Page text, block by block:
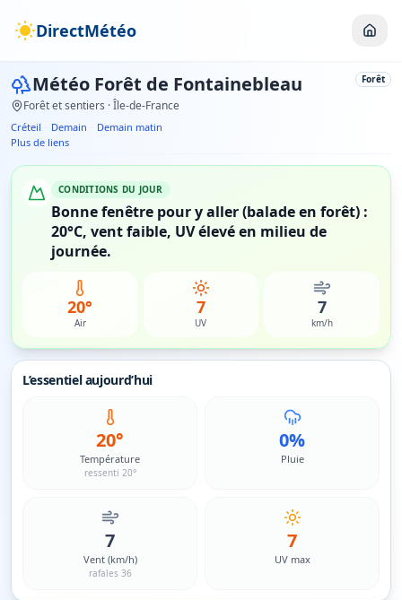
DirectMétéo
Météo Forêt de Fontainebleau
Forêt et sentiers · Île-de-France
Forêt
Créteil · Demain · Demain matin
Plus de liens
CONDITIONS DU JOUR
Bonne fenêtre pour y aller (balade en forêt) :
20°C, vent faible, UV élevé en milieu de
journée.
20°
Air
7
UV
7
km/h
L’essentiel aujourd’hui
20°
Température
ressenti 20°
0%
Pluie
7
Vent (km/h)
rafales 36
7
UV max